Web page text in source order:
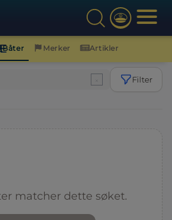
Båter Merker Artikler
Filter
matcher dette søket.